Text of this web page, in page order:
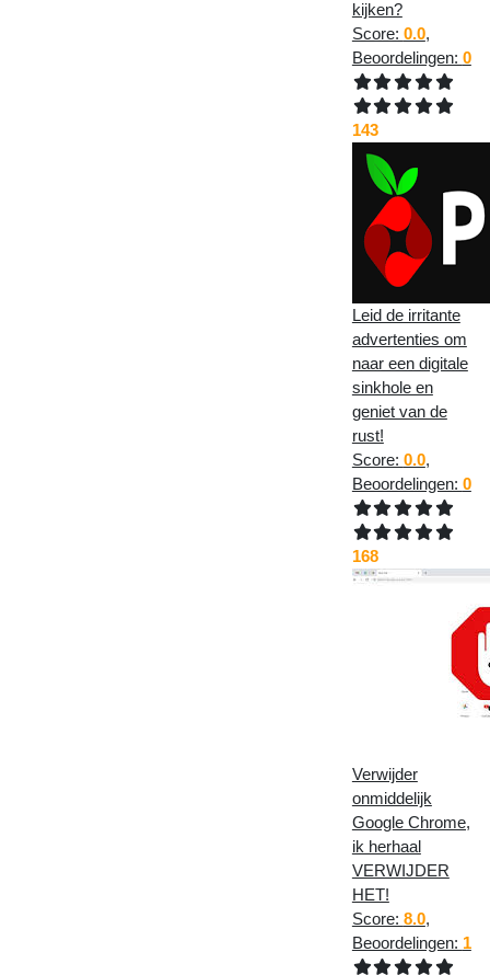
kijken?
Score: 0.0,
Beoordelingen: 0
143
Leid de irritante
advertenties om
naar een digitale
sinkhole en
geniet van de
rust!
Score: 0.0,
Beoordelingen: 0
168
Verwijder
onmiddelijk
Google Chrome,
ik herhaal
VERWIJDER
HET!
Score: 8.0,
Beoordelingen: 1